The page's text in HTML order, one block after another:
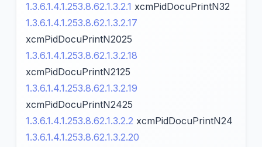
1.3.6.1.4.1.253.8.62.1.3.2.1 xcmPidDocuPrintN32
1.3.6.1.4.1.253.8.62.1.3.2.17
xcmPidDocuPrintN2025
1.3.6.1.4.1.253.8.62.1.3.2.18
xcmPidDocuPrintN2125
1.3.6.1.4.1.253.8.62.1.3.2.19
xcmPidDocuPrintN2425
1.3.6.1.4.1.253.8.62.1.3.2.2 xcmPidDocuPrintN24
1.3.6.1.4.1.253.8.62.1.3.2.20